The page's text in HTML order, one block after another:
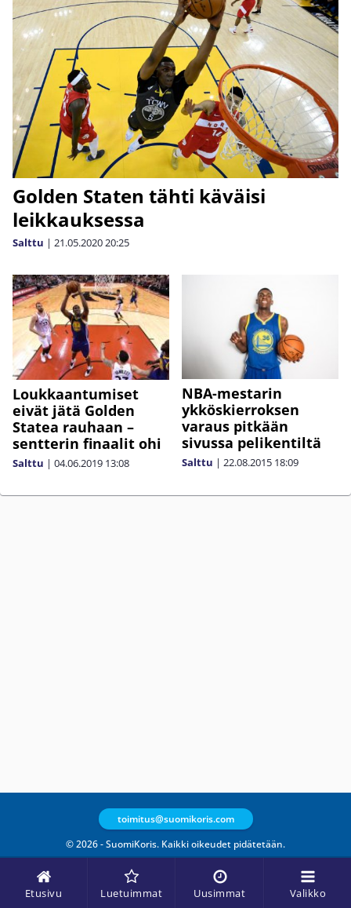
Etusivu Luetuimmat Uusimmat Valikko
Golden Staten tähti käväisi
leikkauksessa
Salttu | 21.05.202020:25
Loukkaantumiset
eivät jätä Golden
Statea rauhaan –
sentterin finaalit ohi
Salttu | 04.06.2019 13:08
NBA-mestarin
ykköskierroksen
varaus pitkään
sivussa pelikentiltä
Salttu | 22.08.2015 18:09
© 2026 - SuomiKoris. Kaikki oikeudet pidätetään.
toimitus@suomikoris.com